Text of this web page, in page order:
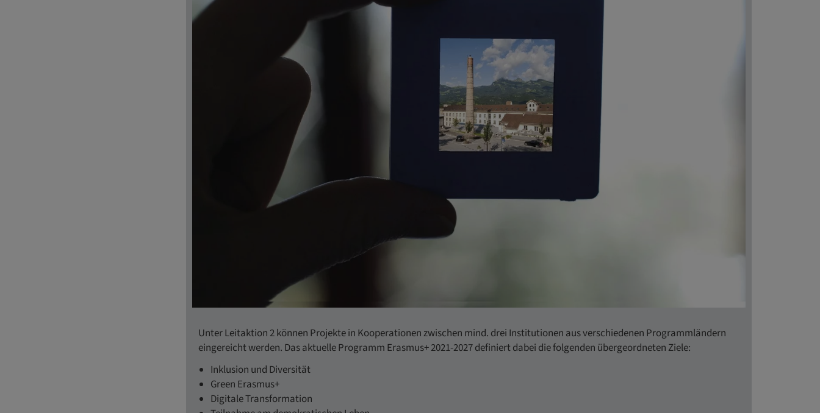
Unter Leitaktion 2 können Projekte in Kooperationen zwischen mind. drei Institutionen aus verschiedenen Programmländern
eingereicht werden. Das aktuelle Programm Erasmus+ 2021-2027 definiert dabei die folgenden übergeordneten Ziele:
Inklusion und Diversität
Green Erasmus+
Digitale Transformation